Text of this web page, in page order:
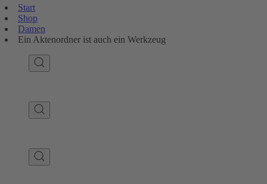
Start
Shop
Damen
Ein Aktenordner ist auch ein Werkzeug